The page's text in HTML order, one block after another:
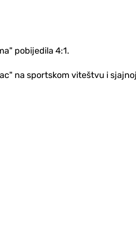
pobijedila 4:1.
na sportskom viteštvu i